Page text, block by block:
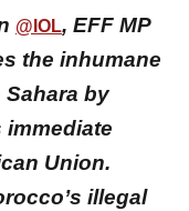
@IOL, EFF MP
the inhumane
by
Union.
illegal